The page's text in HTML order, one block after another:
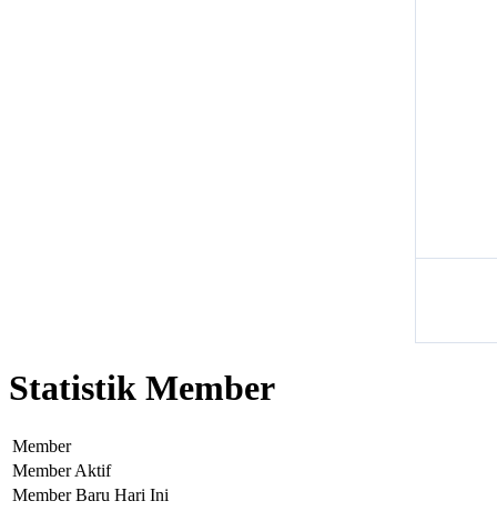
Statistik Member
Member
Member Aktif
Member Baru Hari Ini